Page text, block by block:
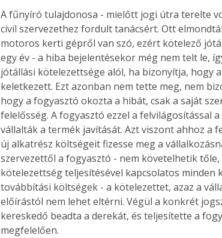
A fűnyíró tulajdonosa - mielőtt jogi útra terelte
civil szervezethez fordult tanácsért. Ott
motoros kerti gépről van szó, ezért kötelező
egy év - a hiba bejelentésekor még nem telt le,
jótállási kötelezettsége alól, ha bizonyítja, hogy
keletkezett. Ezt azonban nem tette meg, nem
hogy a fogyasztó okozta a hibát, csak a saját
felelősség. A fogyasztó ezzel a felvilágosítással
vállalták a termék javítását. Azt viszont ahhoz a
új alkatrész költségeit fizesse meg a
szervezettől a fogyasztó - nem követelhetik
kötelezettség teljesítésével kapcsolatos minden
továbbítási költségek - a kötelezettet, azaz a
előírástól nem lehet eltérni. Végül a konkrét
kereskedő beadta a derekát, és teljesítette a
megfelelően.